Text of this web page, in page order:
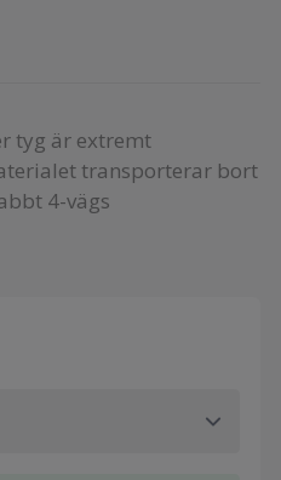
tyg är extremt
transporterar bort
4-vägs